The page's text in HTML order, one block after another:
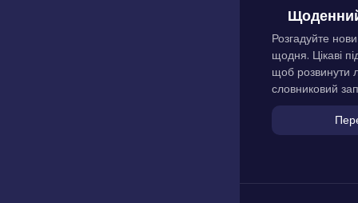
Розгадуйте
щодня. Цікаві
щоб розвинути
словниковий